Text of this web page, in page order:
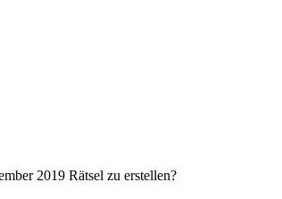
2019 Rätsel zu erstellen?